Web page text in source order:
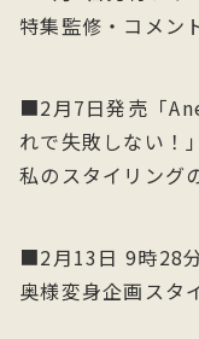
特集監修・コメン
■2月7日発売「
れで失敗しない！
私のスタイリング
■2月13日 9時28
奥様変身企画スタ